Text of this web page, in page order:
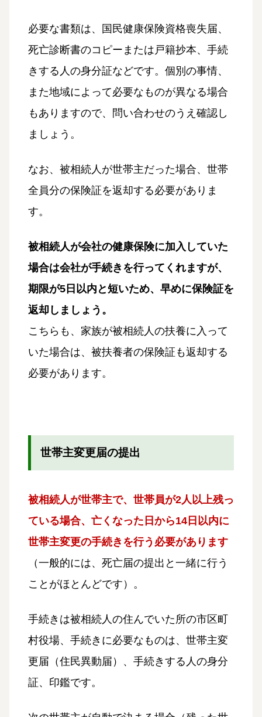
必要な書類は、国民健康保険資格喪失届、
死亡診断書のコピーまたは戸籍抄本、手続
きする人の身分証などです。個別の事情、
また地域によって必要なものが異なる場合
もありますので、問い合わせのうえ確認し
ましょう。
なお、被相続人が世帯主だった場合、世帯
全員分の保険証を返却する必要がありま
す。
被相続人が会社の健康保険に加入していた
場合は会社が手続きを行ってくれますが、
期限が5日以内と短いため、早めに保険証を
返却しましょう。
こちらも、家族が被相続人の扶養に入って
いた場合は、被扶養者の保険証も返却する
必要があります。
世帯主変更届の提出
被相続人が世帯主で、世帯員が2人以上残っ
ている場合、亡くなった日から14日以内に
世帯主変更の手続きを行う必要があります
（一般的には、死亡届の提出と一緒に行う
ことがほとんどです）。
手続きは被相続人の住んでいた所の市区町
村役場、手続きに必要なものは、世帯主変
更届（住民異動届）、手続きする人の身分
証、印鑑です。